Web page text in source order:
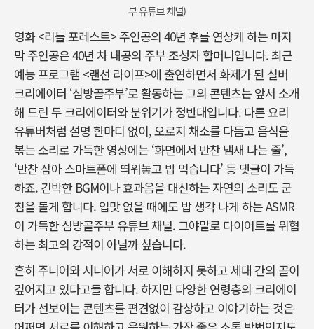
부 유튜브 채널)
영화 <리틀 포레스트> 주인공의 40년 후를 연상케 하는 마지
막 주인공은 40년 차 내공의 주부 조성자 할머니입니다. 최근
예능 프로그램 <랜선 라이프>에 출연하면서 화제가 된 실버
크리에이터 ‘심방골주부’로 활동하는 그의 콘텐츠는 앞서 소개
해 드린 두 크리에이터와 분위기가 정반대입니다. 다른 요리
유튜버처럼 설명 한마디 없이, 오로지 채소를 다듬고 음식을
볶는 소리로 가득한 영상에는 ‘화면에서 반찬 냄새 나는 줄’,
‘반찬 삼아 스마트폰에 띄워놓고 밥 먹습니다’ 등 댓글이 가득
하죠. 긴박한 BGM이나 효과음을 대신하는 자연의 소리도 군
침을 돌게 합니다. 입맛 없을 때에도 밥 생각 나게 하는 ASMR
이 가득한 심방골주부 유튜브 채널. 그야말로 다이어트를 위협
하는 최고의 강적이 아닐까 싶습니다.
흔히 주니어와 시니어가 서로 이해하지 못하고 세대 간의 골이
깊어지고 있다고들 합니다. 하지만 다양한 연령층의 크리에이
터가 선보이는 콘텐츠를 편견없이 감상하고 이야기하는 것은